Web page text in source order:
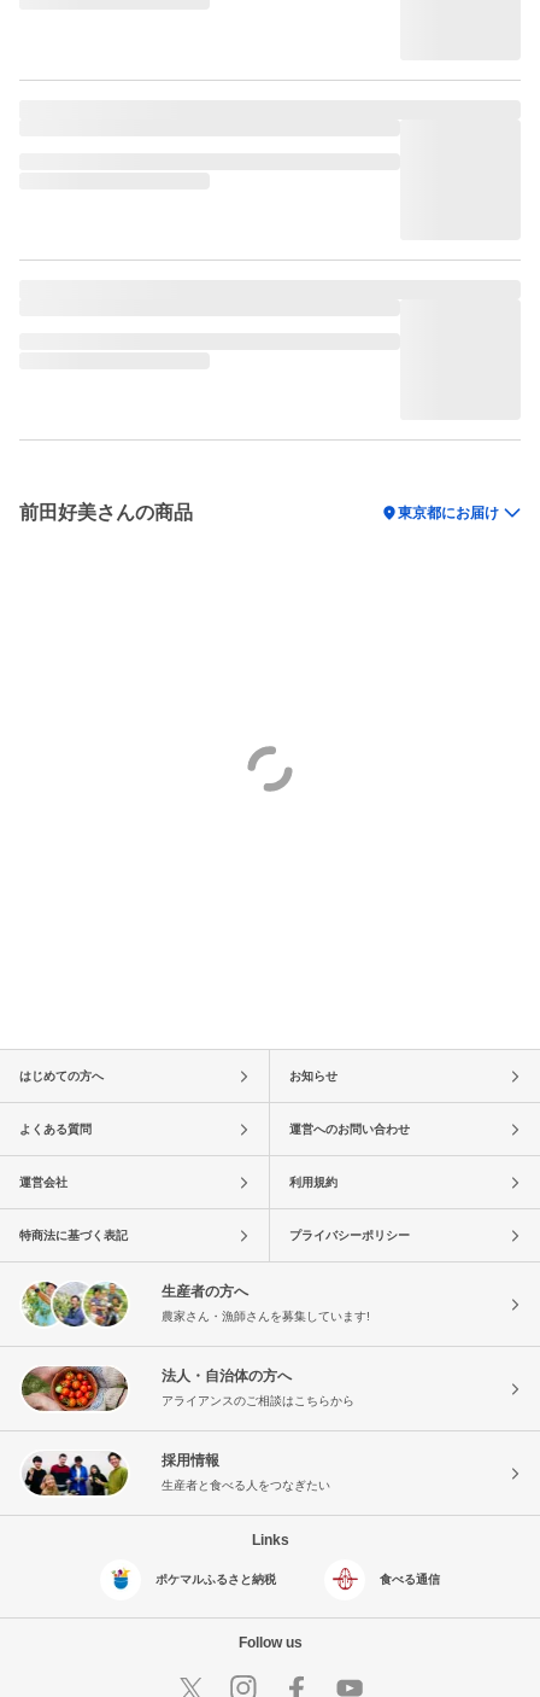
前田好美さんの商品 location_on東京都にお届け
はじめての方へ お知らせ
よくある質問 運営へのお問い合わせ
運営会社 利用規約
特商法に基づく表記 プライバシーポリシー
生産者の方へ
農家さん・漁師さんを募集しています!
法人・自治体の方へ
アライアンスのご相談はこちらから
採用情報
生産者と食べる人をつなぎたい
Links
ポケマルふるさと納税 食べる通信
Follow us